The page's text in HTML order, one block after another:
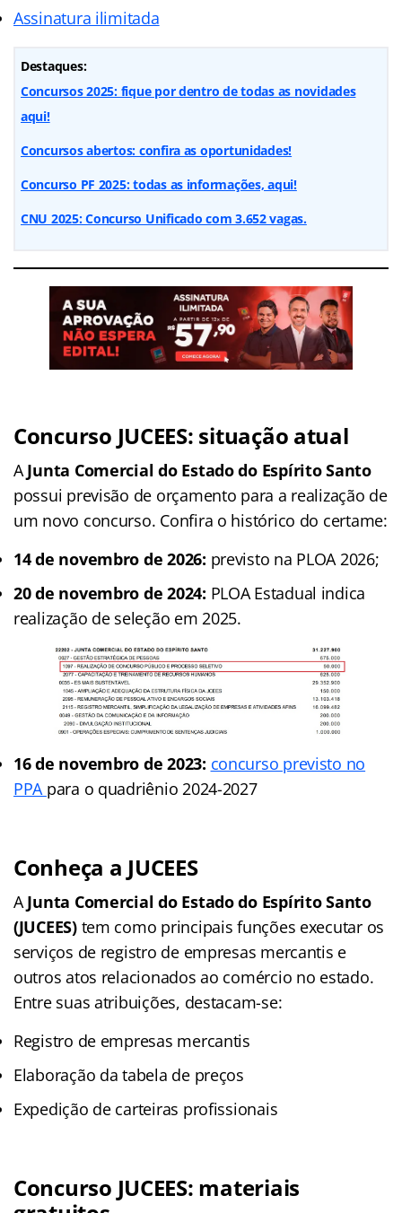
Assinatura ilimitada
Destaques:
Concursos 2025: fique por dentro de todas as novidades
aqui!
Concursos abertos: confira as oportunidades!
Concurso PF 2025: todas as informações, aqui!
CNU 2025: Concurso Unificado com 3.652 vagas.
Concurso JUCEES: situação atual
AJunta Comercial do Estado do Espírito Santo
possui previsão de orçamento para a realização de
um novo concurso. Confira o histórico do certame:
14 de novembro de 2026: previsto na PLOA 2026;
20 de novembro de 2024: PLOA Estadual indica
realização de seleção em 2025.
16 de novembro de 2023: concurso previsto no
PPA para o quadriênio 2024-2027
Conheça a JUCEES
A Junta Comercial do Estado do Espírito Santo
(JUCEES)tem como principais funções executar os
serviços de registro de empresas mercantis e
outros atos relacionados ao comércio no estado.
Entre suas atribuições, destacam-se:
Registro de empresas mercantis
Elaboração da tabela de preços
Expedição de carteiras profissionais
Concurso JUCEES: materiais